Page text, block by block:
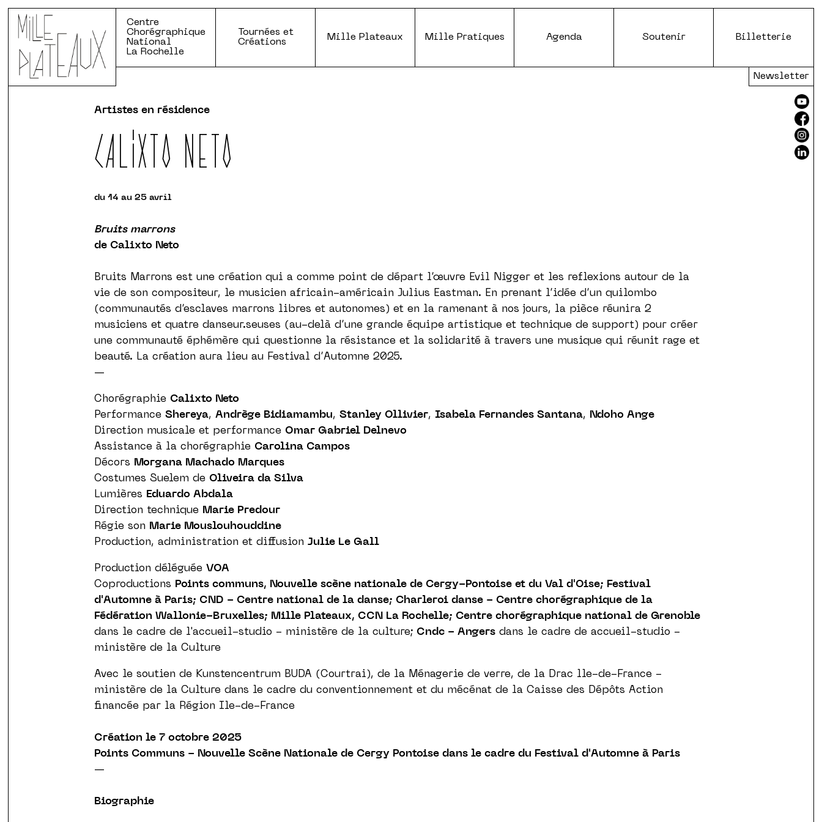
Centre
Chorégraphique
National
La Rochelle
Tournées et
Créations
Mille Plateaux Mille Pratiques Agenda
Newsletter
Soutenir Billetterie
Artistes en résidence
CALIXTO NETO
du 14 au 25 avril
Bruits marrons
de Calixto Neto
Bruits Marrons est une création qui a comme point de départ l’œuvre Evil Nigger et les reflexions autour de la
vie de son compositeur, le musicien africain-américain Julius Eastman. En prenant l’idée d’un quilombo
(communautés d’esclaves marrons libres et autonomes) et en la ramenant à nos jours, la pièce réunira 2
musiciens et quatre danseur.seuses (au-delà d’une grande équipe artistique et technique de support) pour créer
une communauté éphémère qui questionne la résistance et la solidarité à travers une musique qui réunit rage et
beauté. La création aura lieu au Festival d’Automne 2025.
—
Chorégraphie Calixto Neto
Performance Shereya, Andrège Bidiamambu, Stanley Ollivier, Isabela Fernandes Santana,
Ndoho Ange
Direction musicale et performance Omar Gabriel Delnevo
Assistance à la chorégraphie Carolina Campos
Décors
Morgana Machado Marques
Costumes Suelem de Oliveira da Silva
Lumières
Eduardo Abdala
Direction technique Marie Predour
Régie son Marie Mouslouhouddine
Production, administration et diffusion Julie Le Gall
Production déléguée VOA
Coproductions
Points communs, Nouvelle scène nationale de Cergy-Pontoise et du Val d'Oise; Festival
d'Automne à Paris; CND - Centre national de la danse; Charleroi danse - Centre chorégraphique de la
Fédération Wallonie-Bruxelles; Mille Plateaux, CCN La Rochelle; Centre chorégraphique national de Grenoble
dans le cadre de l'accueil-studio - ministère de la culture; Cndc - Angers dans le cadre de accueil-studio -
ministère de la Culture
Avec le soutien de Kunstencentrum BUDA (Courtrai), de la Ménagerie de verre, de la Drac lle-de-France -
ministère de la Culture dans le cadre du conventionnement et du mécénat de la Caisse des Dépôts Action
financée par la Région Ile-de-France
Création le 7 octobre 2025
Points Communs - Nouvelle Scène Nationale de Cergy Pontoise dans le cadre du Festival d'Automne à Paris
—
Biographie